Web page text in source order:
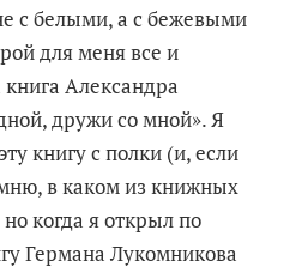
с белыми, а с бежевыми
для меня все и
Александра
дружи со мной». Я
книгу с полки (и, если
в каком из книжных
когда я открыл по
Германа Лукомникова